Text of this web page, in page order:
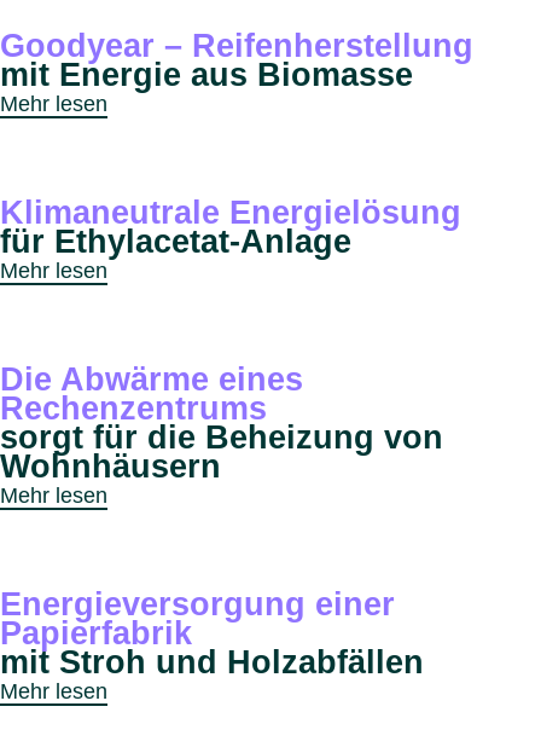
Goodyear – Reifenherstellung
mit Energie aus Biomasse
Mehr lesen
Klimaneutrale Energielösung
für Ethylacetat-Anlage
Mehr lesen
Die Abwärme eines
Rechenzentrums
sorgt für die Beheizung von
Wohnhäusern
Mehr lesen
Energieversorgung einer
Papierfabrik
mit Stroh und Holzabfällen
Mehr lesen